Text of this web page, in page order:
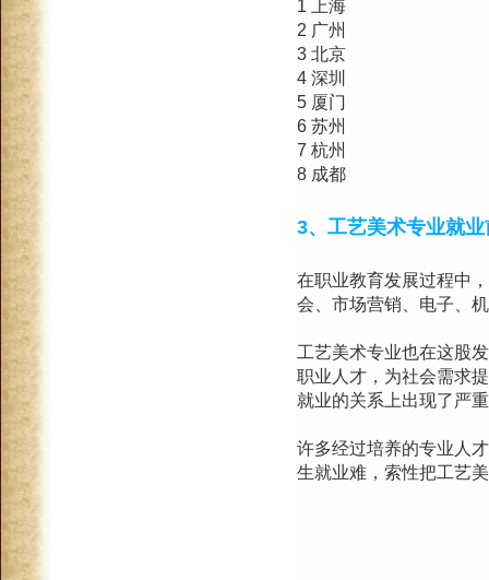
1 上海
2 广州
3 北京
4 深圳
5 厦门
6 苏州
7 杭州
8 成都
3、工艺美术专业就
在职业教育发展过程中
会、市场营销、电子、
工艺美术专业也在这股
职业人才，为社会需求
就业的关系上出现了严
许多经过培养的专业人
生就业难，索性把工艺